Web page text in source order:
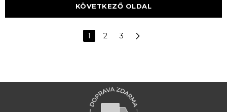
KÖVETKEZŐ OLDAL
1 2 3